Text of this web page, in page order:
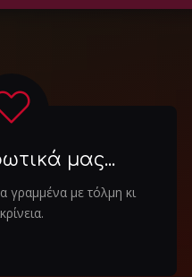
μας...
γραμμένα με τόλμη κι